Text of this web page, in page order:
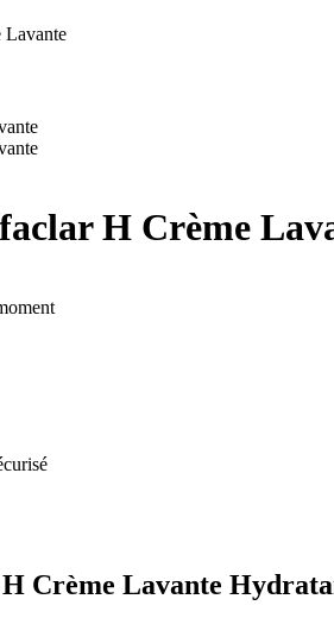
Lavante
H Crème
Crème Lavante